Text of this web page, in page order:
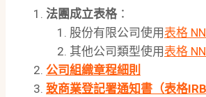
法團成立表格：
股份有限公司使用 表格
其他公司類型使用 表格
公司組織章程細則
致商業登記署通知書（表格